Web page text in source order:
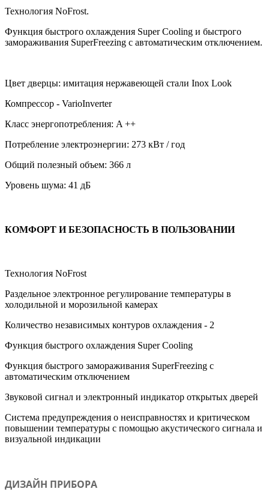
Технология NoFrost.
Функция быстрого охлаждения Super Сooling и быстрого
замораживания SuperFreezing с автоматическим отключением.
Цвет дверцы: имитация нержавеющей стали Inox Look
Компрессор - VarioInverter
Класс энергопотребления: A ++
Потребление электроэнергии: 273 кВт / год
Общий полезный объем: 366 л
Уровень шума: 41 дБ
КОМФОРТ И БЕЗОПАСНОСТЬ В ПОЛЬЗОВАНИИ
Технология NoFrost
Раздельное электронное регулирование температуры в
холодильной и морозильной камерах
Количество независимых контуров охлаждения - 2
Функция быстрого охлаждения Super Сooling
Функция быстрого замораживания SuperFreezing с
автоматическим отключением
Звуковой сигнал и электронный индикатор открытых дверей
Система предупреждения о неисправностях и критическом
повышении температуры с помощью акустического сигнала и
визуальной индикации
ДИЗАЙН ПРИБОРА